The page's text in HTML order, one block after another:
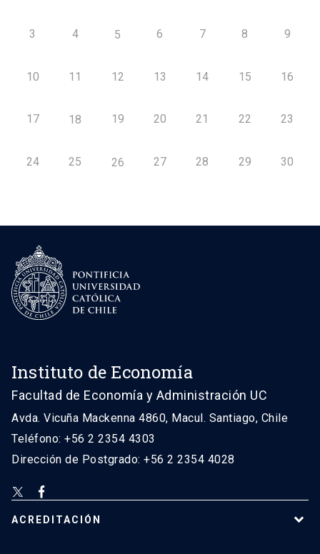
3 4 5 6 7 8 9
10 11 12 13 14 15 16
17 18 19 20 21 22 23
24 25 26 27 28 29 30
Instituto de Economía
Facultad de Economía y Administración UC
Avda. Vicuña Mackenna 4860, Macul. Santiago, Chile
Teléfono: +56 2 2354 4303
Dirección de Postgrado: +56 2 2354 4028
ACREDITACIÓN